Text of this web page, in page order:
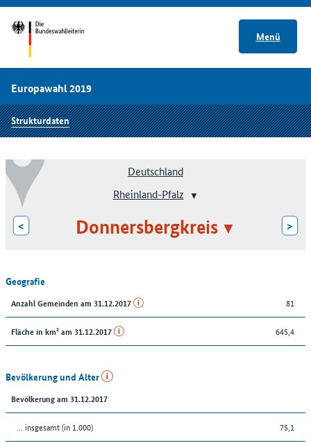
Menü
Europawahl 2019
Strukturdaten
Deutschland
Rheinland-Pfalz
< Donnersbergkreis >
Geografie
Anzahl Gemeinden am 31.12.2017 81
Fläche in km² am 31.12.2017 645,4
Bevölkerung und Alter
Bevölkerung am 31.12.2017
... insgesamt (in 1.000) 75,1